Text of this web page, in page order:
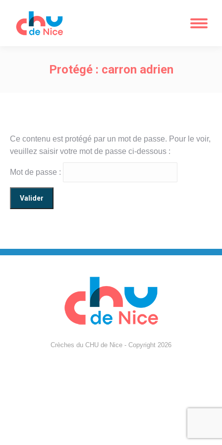
Protégé : carron adrien
Ce contenu est protégé par un mot de passe. Pour le voir,
veuillez saisir votre mot de passe ci-dessous :
Mot de passe :
Crèches du CHU de Nice - Copyright 2026